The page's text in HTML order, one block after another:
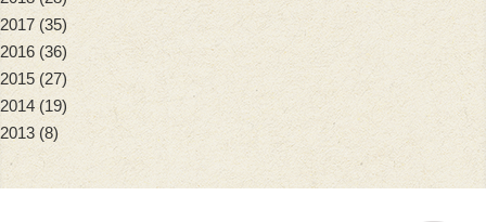
2017 (35)
2016 (36)
2015 (27)
2014(19)
2013 (8)